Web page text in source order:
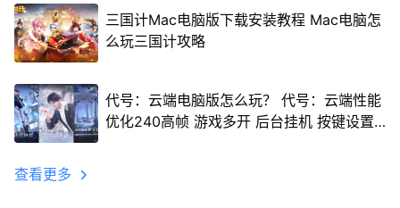
三国计Mac电脑版下载安装教程 Mac电脑怎
么玩三国计攻略
代号：云端电脑版怎么玩？ 代号：云端性能
优化240高帧 游戏多开 后台挂机 按键设置
查看更多